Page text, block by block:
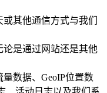
其他通信方式与我们
论是通过网站还是其他
数据、GeoIP位置数